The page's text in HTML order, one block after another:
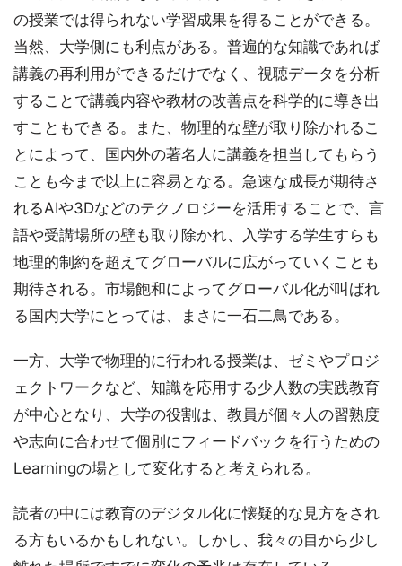
の授業では得られない学習成果を得ることができる。
当然、大学側にも利点がある。普遍的な知識であれば
講義の再利用ができるだけでなく、視聴データを分析
することで講義内容や教材の改善点を科学的に導き出
すこともできる。また、物理的な壁が取り除かれるこ
とによって、国内外の著名人に講義を担当してもらう
ことも今まで以上に容易となる。急速な成長が期待さ
れるAIや3Dなどのテクノロジーを活用することで、言
語や受講場所の壁も取り除かれ、入学する学生すらも
地理的制約を超えてグローバルに広がっていくことも
期待される。市場飽和によってグローバル化が叫ばれ
る国内大学にとっては、まさに一石二鳥である。
一方、大学で物理的に行われる授業は、ゼミやプロジ
ェクトワークなど、知識を応用する少人数の実践教育
が中心となり、大学の役割は、教員が個々人の習熟度
や志向に合わせて個別にフィードバックを行うための
Learningの場として変化すると考えられる。
読者の中には教育のデジタル化に懐疑的な見方をされ
る方もいるかもしれない。しかし、我々の目から少し